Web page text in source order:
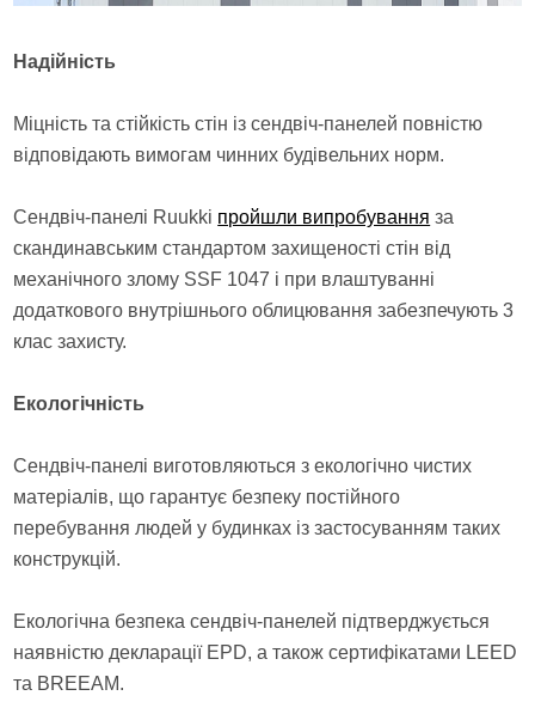
Надійність
Міцність та стійкість стін із сендвіч-панелей повністю
відповідають вимогам чинних будівельних норм.
Сендвіч-панелі Ruukki пройшли випробування за
скандинавським стандартом захищеності стін від
механічного злому SSF 1047 і при влаштуванні
додаткового внутрішнього облицювання забезпечують 3
клас захисту.
Екологічність
Сендвіч-панелі виготовляються з екологічно чистих
матеріалів, що гарантує безпеку постійного
перебування людей у ​​будинках із застосуванням таких
конструкцій.
Екологічна безпека сендвіч-панелей підтверджується
наявністю декларації EPD, а також сертифікатами LEED
та BREEAM.